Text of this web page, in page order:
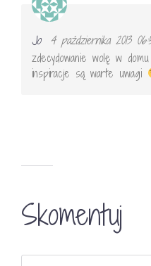
Jo
4 października 2013
zdecydowanie wolę w
inspiracje są warte uwagi
Skomentuj